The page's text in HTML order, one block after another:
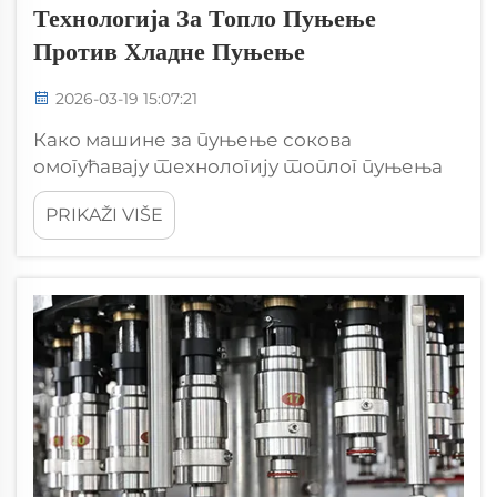
Технологија За Топло Пуњење
Против Хладне Пуњење
2026-03-19 15:07:21
Како машине за пуњење сокова
омогућавају технологију топлог пуњења
Механизам топлотне стерилизације и
микробијска безбедност у машине за
пуњење сокова које користе технологију
око 85-95 степени Целзијуса пре
паковања. Ово...
PRIKAŽI VIŠE